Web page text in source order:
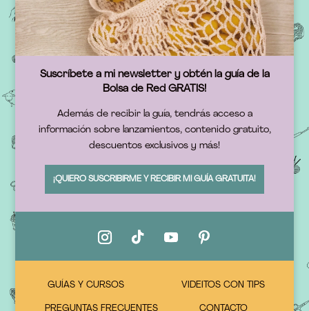
Suscríbete a mi newsletter y obtén la guía de la
Bolsa de Red GRATIS!
Además de recibir la guía, tendrás acceso a
información sobre lanzamientos, contenido gratuito,
descuentos exclusivos y más!
¡QUIERO SUSCRIBIRME Y RECIBIR MI GUÍA GRATUITA!
GUÍAS Y CURSOS VIDEITOS CON TIPS
PREGUNTAS FRECUENTES CONTACTO